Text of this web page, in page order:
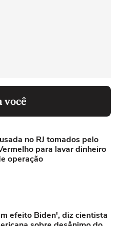
você
no RJ tomados pelo
para lavar dinheiro
operação
efeito Biden', diz cientista